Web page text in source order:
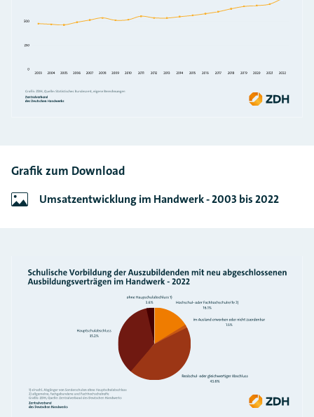
Grafik zum Download
Umsatzentwicklung im Handwerk - 2003 bis 2022